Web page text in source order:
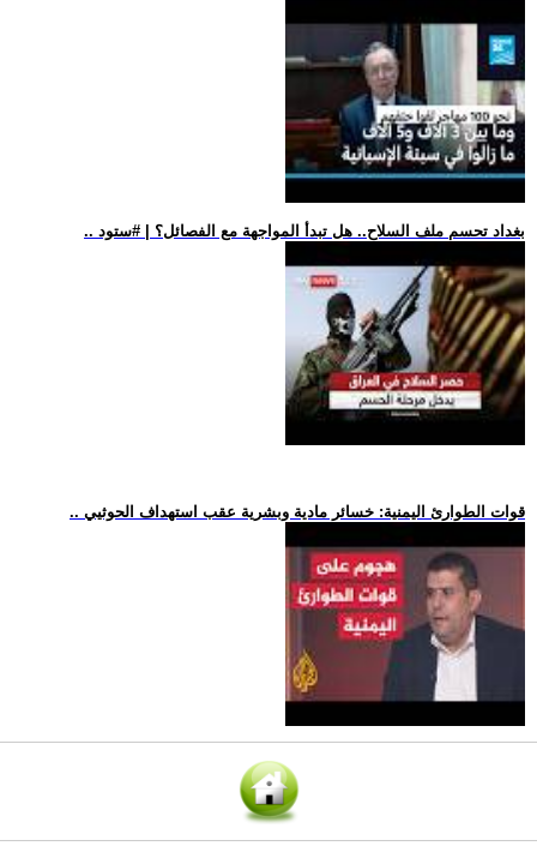
.. بغداد تحسم ملف السلاح.. هل تبدأ المواجهة مع الفصائل؟ | #ستود
.. قوات الطوارئ اليمنية: خسائر مادية وبشرية عقب استهداف الحوثيي